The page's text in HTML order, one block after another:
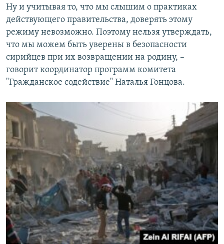
Ну и учитывая то, что мы слышим о практиках
действующего правительства, доверять этому
режиму невозможно. Поэтому нельзя утверждать,
что мы можем быть уверены в безопасности
сирийцев при их возвращении на родину, –
говорит координатор программ комитета
"Гражданское содействие" Наталья Гонцова.